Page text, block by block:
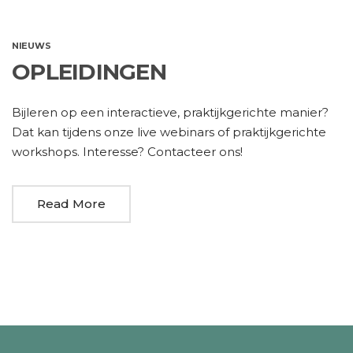
NIEUWS
OPLEIDINGEN
Bijleren op een interactieve, praktijkgerichte manier?
Dat kan tijdens onze live webinars of praktijkgerichte
workshops. Interesse? Contacteer ons!
Read More